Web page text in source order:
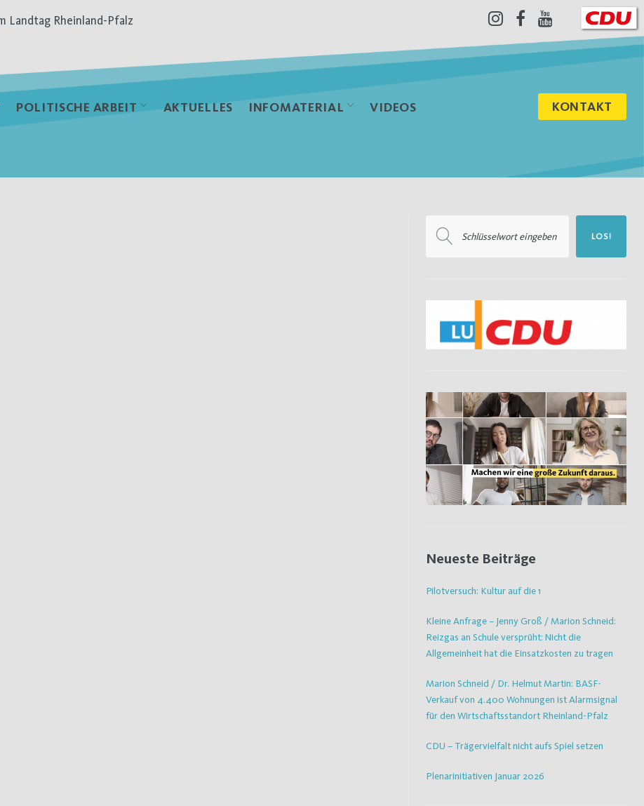
Landtag Rheinland-Pfalz
Instagram
Facebook
Youtube
POLITISCHE ARBEIT AKTUELLES INFOMATERIAL VIDEOS KONTAKT
nach:
LOS!
Neueste Beiträge
Pilotversuch: Kultur auf die 1
Kleine Anfrage – Jenny Groß / Marion Schneid:
Reizgas an Schule versprüht: Nicht die
Allgemeinheit hat die Einsatzkosten zu tragen
Marion Schneid / Dr. Helmut Martin: BASF-
Verkauf von 4.400 Wohnungen ist Alarmsignal
für den Wirtschaftsstandort Rheinland-Pfalz
CDU – Trägervielfalt nicht aufs Spiel setzen
Plenarinitiativen Januar 2026